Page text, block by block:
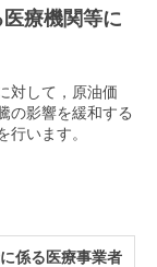
療機関等に
対して，原油価
の影響を緩和する
います。​
係る医療事業者